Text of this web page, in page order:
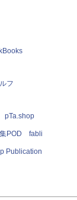
フ
pTa.shop
集POD fabli
Publication